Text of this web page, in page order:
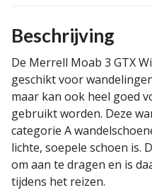
Beschrijving
De Merrell Moab 3 GTX
geschikt voor
maar kan ook heel goed
gebruikt worden. Deze
categorie A
lichte, soepele schoen is.
om aan te dragen en is
tijdens het reizen.